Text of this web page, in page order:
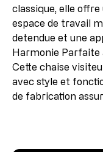
classique, elle
espace de travail
detendue et une
Harmonie Parfaite
Cette chaise
avec style et
de fabrication